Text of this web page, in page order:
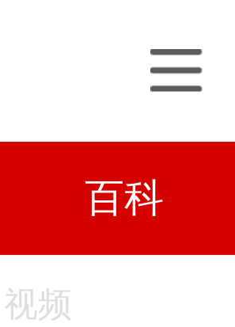
百科
视频